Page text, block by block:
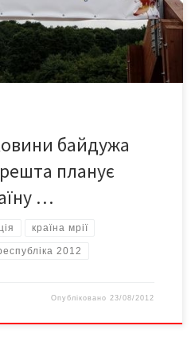
2012 – «Україна моєї мрії».
відповісти, що для них є «країна
байдужа
планує
…
країна мрії
2012
Опубліковано23/08/2012